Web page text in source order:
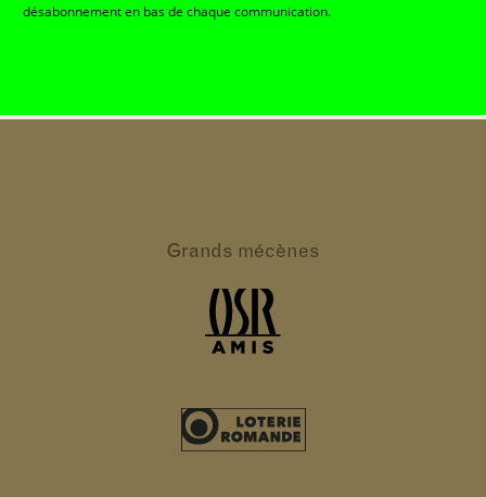
désabonnement en bas de chaque communication.
Grands mécènes